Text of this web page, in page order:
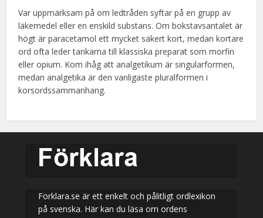
Var uppmärksam på om ledtråden syftar på en grupp av
läkemedel eller en enskild substans. Om bokstavsantalet är
högt är paracetamol ett mycket säkert kort, medan kortare
ord ofta leder tankarna till klassiska preparat som morfin
eller opium. Kom ihåg att analgetikum är singularformen,
medan analgetika är den vanligaste pluralformen i
korsordssammanhang.
Forklara.se är ett enkelt och pålitligt ordlexikon
på svenska. Här kan du läsa om ordens